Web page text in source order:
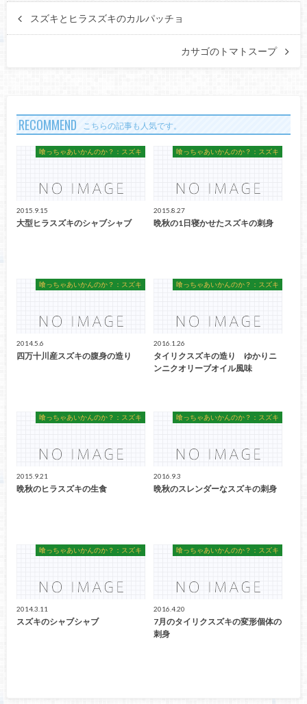
スズキとヒラスズキのカルパッチョ
カサゴのトマトスープ
RECOMMEND こちらの記事も人気です。
喰っちゃあいかんのか？：スズキ
2015.9.15
大型ヒラスズキのシャブシャブ
喰っちゃあいかんのか？：スズキ
2015.8.27
晩秋の1日寝かせたスズキの刺身
喰っちゃあいかんのか？：スズキ
2014.5.6
四万十川産スズキの腹身の造り
喰っちゃあいかんのか？：スズキ
2016.1.26
タイリクスズキの造り ゆかりニ
ンニクオリーブオイル風味
喰っちゃあいかんのか？：スズキ
2015.9.21
晩秋のヒラスズキの生食
喰っちゃあいかんのか？：スズキ
2016.9.3
晩秋のスレンダーなスズキの刺身
喰っちゃあいかんのか？：スズキ
2014.3.11
スズキのシャブシャブ
喰っちゃあいかんのか？：スズキ
2016.4.20
7月のタイリクスズキの変形個体の
刺身